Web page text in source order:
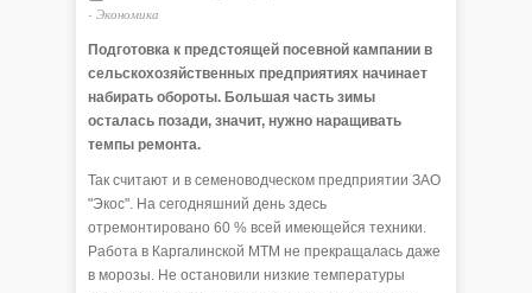
- Экономика
Подготовка к предстоящей посевной кампании в
сельскохозяйственных предприятиях начинает
набирать обороты. Большая часть зимы
осталась позади, значит, нужно наращивать
темпы ремонта.
Так считают и в семеноводческом предприятии ЗАО
"Экос". На сегодняшний день здесь
отремонтировано 60 % всей имеющейся техники.
Работа в Каргалинской МТМ не прекращалась даже
в морозы. Не остановили низкие температуры